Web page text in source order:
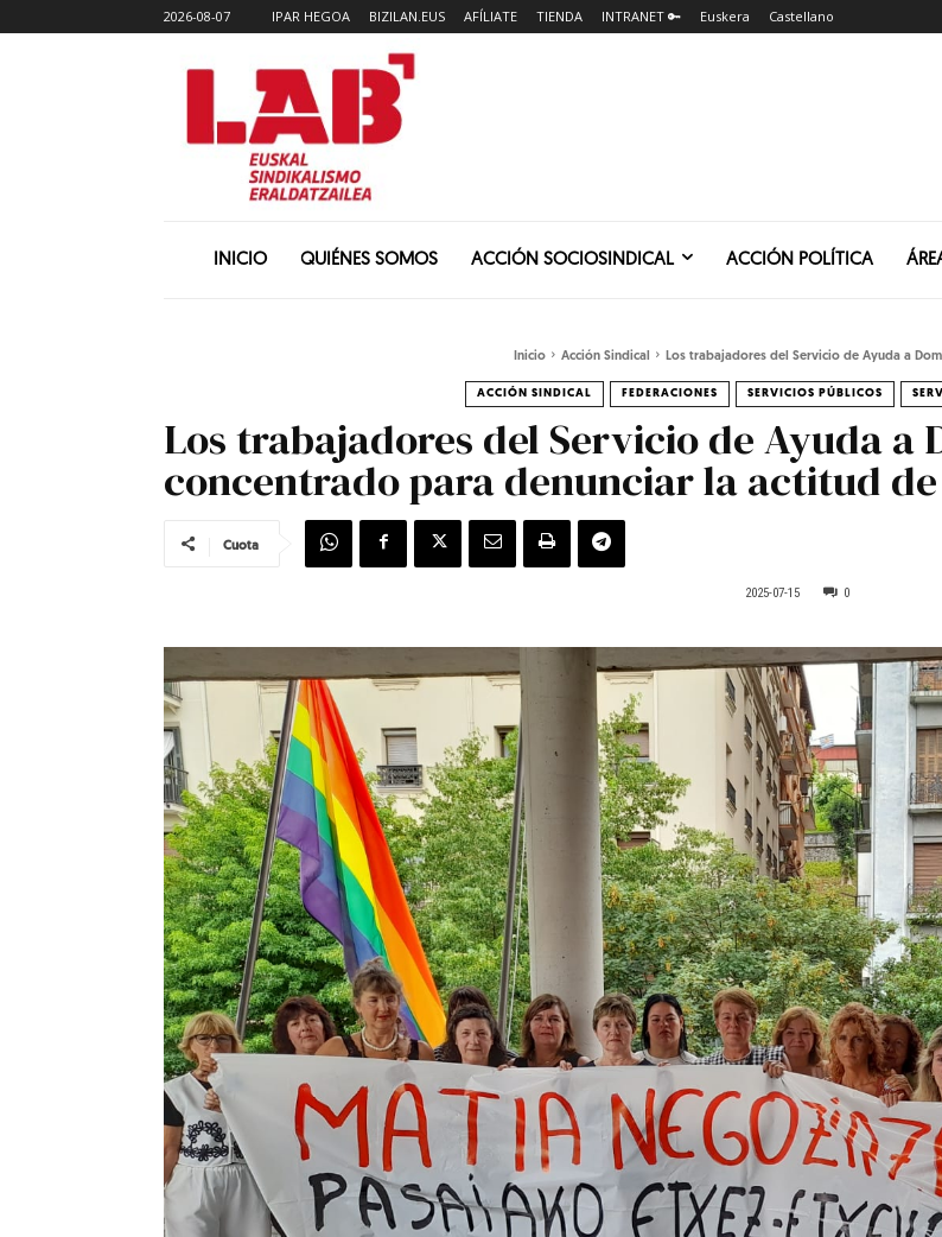
2026-08-07 IPAR HEGOA BIZILAN.EUS AFÍLIATE TIENDA INTRANET 🔑 Euskera Castellano
INICIO QUIÉNES SOMOS ACCIÓN SOCIOSINDICAL ACCIÓN POLÍTICA
Inicio Acción Sindical Los trabajadores del Servicio de Ayuda a
ACCIÓN SINDICAL FEDERACIONES SERVICIOS PÚBLICOS
Los trabajadores del Servicio de Ayuda a
concentrado para denunciar la actitud
Cuota
2025-07-15 0